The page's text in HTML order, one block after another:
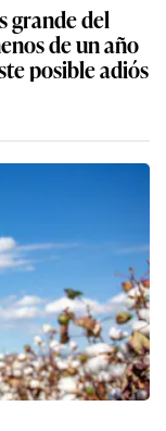
grande del
de un año
posible adiós